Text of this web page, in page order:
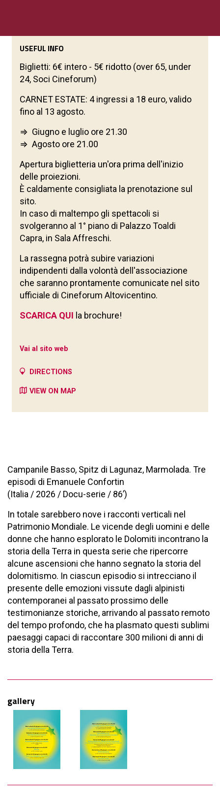
Campanile Basso, Spitz di Lagunaz, Marmolada. Tre
episodi di Emanuele Confortin
(Italia / 2026 / Docu-serie / 86’)
In totale sarebbero nove i racconti verticali nel
Patrimonio Mondiale. Le vicende degli uomini e delle
donne che hanno esplorato le Dolomiti incontrano la
storia della Terra in questa serie che ripercorre
alcune ascensioni che hanno segnato la storia del
dolomitismo. In ciascun episodio si intrecciano il
presente delle emozioni vissute dagli alpinisti
contemporanei al passato prossimo delle
testimonianze storiche, arrivando al passato remoto
del tempo profondo, che ha plasmato questi sublimi
paesaggi capaci di raccontare 300 milioni di anni di
storia della Terra.
gallery
USEFUL INFO
Biglietti: 6€ intero - 5€ ridotto (over 65, under
24, Soci Cineforum)
CARNET ESTATE: 4 ingressi a 18 euro, valido
fino al 13 agosto.
⇒ Giugno e luglio ore 21.30
⇒ Agosto ore 21.00
Apertura biglietteria un'ora prima dell'inizio
delle proiezioni.
È caldamente consigliata la prenotazione sul
sito.
In caso di maltempo gli spettacoli si
svolgeranno al 1° piano di Palazzo Toaldi
Capra, in Sala Affreschi.
La rassegna potrà subire variazioni
indipendenti dalla volontà dell'associazione
che saranno prontamente comunicate nel sito
ufficiale di Cineforum Altovicentino.
SCARICA QUI la brochure!
Vai al sito web
DIRECTIONS
VIEW ON MAP